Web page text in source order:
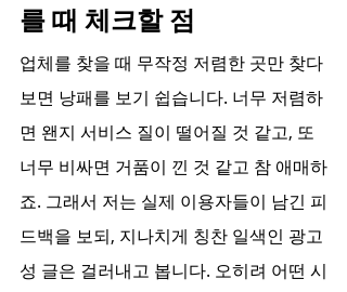
를 때 체크할 점
업체를 찾을 때 무작정 저렴한 곳만 찾다
보면 낭패를 보기 쉽습니다. 너무 저렴하
면 왠지 서비스 질이 떨어질 것 같고, 또
너무 비싸면 거품이 낀 것 같고 참 애매하
죠. 그래서 저는 실제 이용자들이 남긴 피
드백을 보되, 지나치게 칭찬 일색인 광고
성 글은 걸러내고 봅니다. 오히려 어떤 시